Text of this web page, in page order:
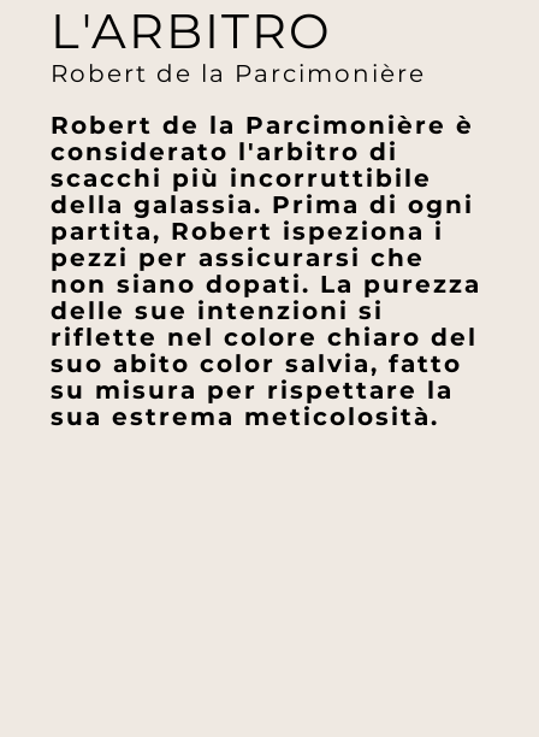
L'ARBITRO
Robert de la Parcimonière
Robert de la Parcimonière è
considerato l'arbitro di
scacchi più incorruttibile
della galassia. Prima di ogni
partita, Robert ispeziona i
pezzi per assicurarsi che
non siano dopati. La purezza
delle sue intenzioni si
riflette nel colore chiaro del
suo abito color salvia, fatto
su misura per rispettare la
sua estrema meticolosità.